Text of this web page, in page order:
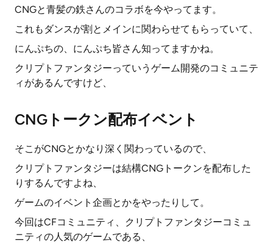
CNGと青髪の鉄さんのコラボを今やってます。
これもダンスが割とメインに関わらせてもらっていて、
にんぷちの、にんぷち皆さん知ってますかね。
クリプトファンタジーっていうゲーム開発のコミュニテ
ィがあるんですけど、
CNGトークン配布イベント
そこがCNGとかなり深く関わっているので、
クリプトファンタジーは結構CNGトークンを配布した
りするんですよね、
ゲームのイベント企画とかをやったりして。
今回はCFコミュニティ、クリプトファンタジーコミュ
ニティの人気のゲームである、